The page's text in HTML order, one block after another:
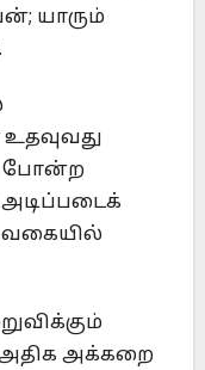
யாரும்
போன்ற
அதிக அக்கறை